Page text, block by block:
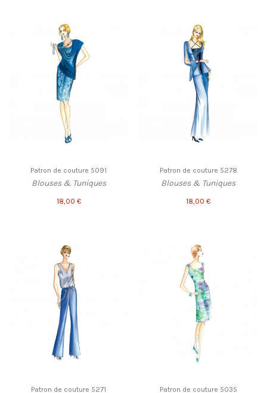
Patron de couture 5091
Blouses & Tuniques
18,00 €
Patron de couture 5278
Blouses & Tuniques
18,00 €
Patron de couture 5271 Patron de couture 5035